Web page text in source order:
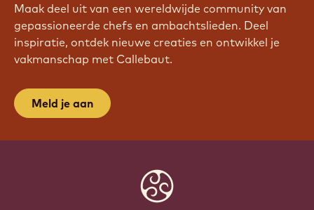
Maak deel uit van een wereldwijde community van
gepassioneerde chefs en ambachtslieden. Deel
inspiratie, ontdek nieuwe creaties en ontwikkel je
vakmanschap met Callebaut.
Meld je aan